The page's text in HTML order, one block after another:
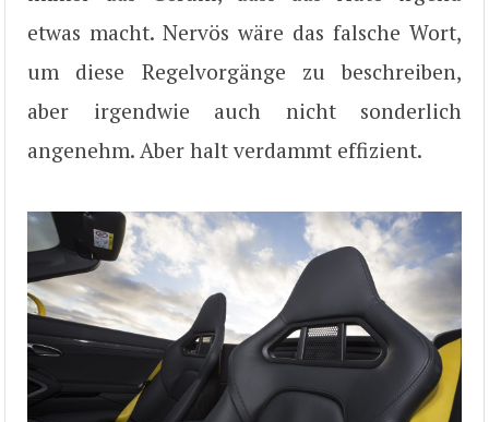
etwas macht. Nervös wäre das falsche Wort,
um diese Regelvorgänge zu beschreiben,
aber irgendwie auch nicht sonderlich
angenehm. Aber halt verdammt effizient.